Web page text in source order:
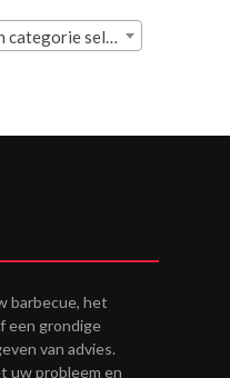
Een categorie selecteren
barbecue, het
een grondige
van advies.
uw probleem en